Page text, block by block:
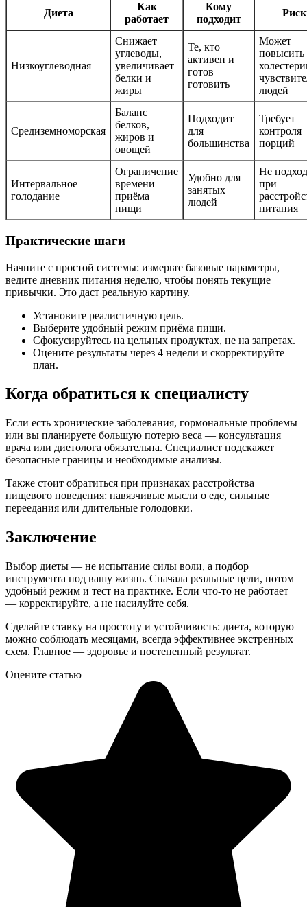
Диета
Как
работает
Кому
подходит
Низкоуглеводная
Снижает
углеводы,
увеличивает
белки и
жиры
Те, кто
активен и
готов
готовить
Может
повысить
людей
Средиземноморская
Баланс
белков,
жиров и
овощей
Подходит
для
большинства
Требует
контроля
порций
Интервальное
голодание
Ограничение
времени
приёма
пищи
Удобно для
занятых
людей
Не
при
питания
Практические шаги
Начните с простой системы: измерьте базовые параметры,
ведите дневник питания неделю, чтобы понять текущие
привычки. Это даст реальную картину.
Установите реалистичную цель.
Выберите удобный режим приёма пищи.
Сфокусируйтесь на цельных продуктах, не на запретах.
Оцените результаты через 4 недели и скорректируйте
план.
Когда обратиться к специалисту
Если есть хронические заболевания, гормональные проблемы
или вы планируете большую потерю веса — консультация
врача или диетолога обязательна. Специалист подскажет
безопасные границы и необходимые анализы.
Также стоит обратиться при признаках расстройства
пищевого поведения: навязчивые мысли о еде, сильные
переедания или длительные голодовки.
Заключение
Выбор диеты — не испытание силы воли, а подбор
инструмента под вашу жизнь. Сначала реальные цели, потом
удобный режим и тест на практике. Если что-то не работает
— корректируйте, а не насилуйте себя.
Сделайте ставку на простоту и устойчивость: диета, которую
можно соблюдать месяцами, всегда эффективнее экстренных
схем. Главное — здоровье и постепенный результат.
Оцените статью